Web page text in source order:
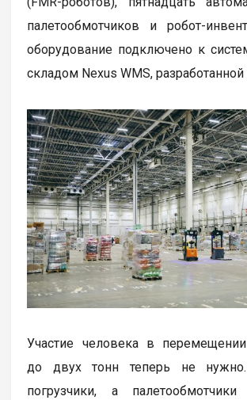
палетообмотчиков и робот-
оборудование подключено к
складом Nexus WMS,
Участие человека в
до двух тонн теперь не
погрузчики, а